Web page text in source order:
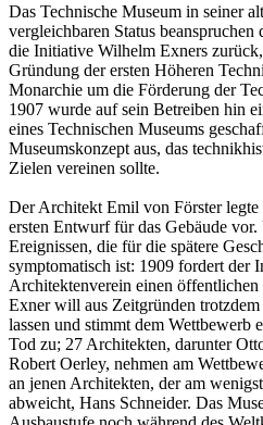
Das Technische Museum in seiner
vergleichbaren Status
die Initiative Wilhelm Exners
Gründung der ersten Höheren
Monarchie um die Förderung der
1907 wurde auf sein Betreiben hin
eines Technischen Museums
Museumskonzept aus, das
Zielen vereinen sollte.
Der Architekt Emil von Förster legte
ersten Entwurf für das Gebäude
Ereignissen, die für die spätere
symptomatisch ist: 1909 fordert der
Architektenverein einen
Exner will aus Zeitgründen
lassen und stimmt dem Wettbewerb
Tod zu; 27 Architekten, darunter
Robert Oerley, nehmen am
an jenen Architekten, der am
abweicht, Hans Schneider. Das